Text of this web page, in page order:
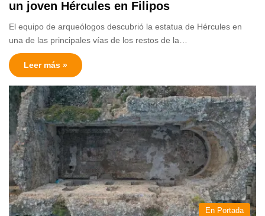
un joven Hércules en Filipos
El equipo de arqueólogos descubrió la estatua de Hércules en
una de las principales vías de los restos de la…
Leer más »
En Portada